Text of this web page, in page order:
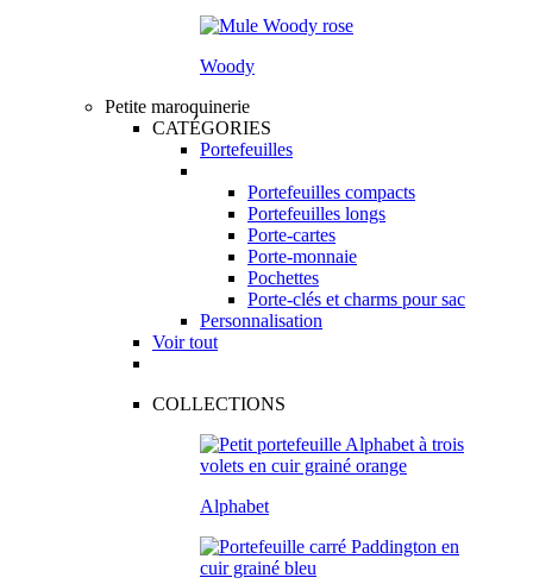
Woody
Petite maroquinerie
CATÉGORIES
Portefeuilles
Portefeuilles compacts
Portefeuilles longs
Porte-cartes
Porte-monnaie
Pochettes
Porte-clés et charms pour sac
Personnalisation
Voir tout
COLLECTIONS
Alphabet